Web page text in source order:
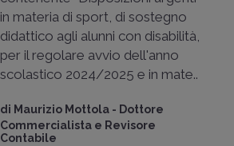
in materia di sport, di sostegno
didattico agli alunni con disabilità,
per il regolare avvio dell'anno
scolastico 2024/2025 e in mate..
di Maurizio Mottola - Dottore
Commercialista e Revisore
Contabile